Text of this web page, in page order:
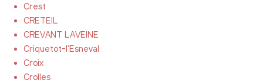
Crest
CRETEIL
CREVANT LAVEINE
Criquetot-l'Esneval
Croix
Crolles